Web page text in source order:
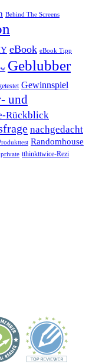
Behind The Screens
eBook eBook Tipp
Geblubber
Gewinnspiel
und
Rückblick
nachgedacht
Randomhouse
tthinkttwice-Rezi